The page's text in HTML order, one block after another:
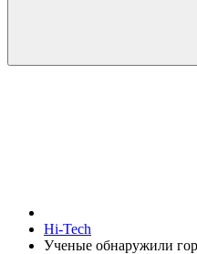
Hi-Tech
Ученые обнаружили